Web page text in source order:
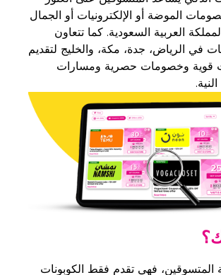
الموضة أو الإلكترونيات أو الجمال
العربية السعودية. كما تتعاون
في الرياض، جدة، مكة، والخليج لتقديم
قوية وخصومات حصرية ومسارات
المتسوقين، فهي تقدم فقط الكوبونات